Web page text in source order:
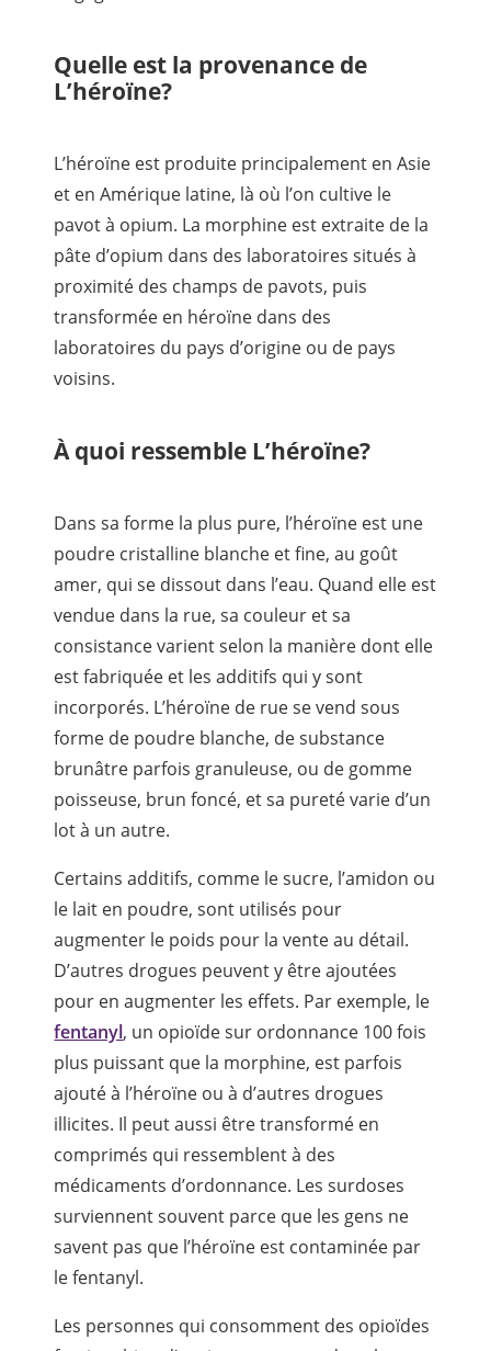
Quelle est la provenance de
L’héroïne?
L’héroïne est produite principalement en Asie
et en Amérique latine, là où l’on cultive le
pavot à opium. La morphine est extraite de la
pâte d’opium dans des laboratoires situés à
proximité des champs de pavots, puis
transformée en héroïne dans des
laboratoires du pays d’origine ou de pays
voisins.
À quoi ressemble L’héroïne?
Dans sa forme la plus pure, l’héroïne est une
poudre cristalline blanche et fine, au goût
amer, qui se dissout dans l’eau. Quand elle est
vendue dans la rue, sa couleur et sa
consistance varient selon la manière dont elle
est fabriquée et les additifs qui y sont
incorporés. L’héroïne de rue se vend sous
forme de poudre blanche, de substance
brunâtre parfois granuleuse, ou de gomme
poisseuse, brun foncé, et sa pureté varie d’un
lot à un autre.
Certains additifs, comme le sucre, l’amidon ou
le lait en poudre, sont utilisés pour
augmenter le poids pour la vente au détail.
D’autres drogues peuvent y être ajoutées
pour en augmenter les effets. Par exemple, le
fentanyl, un opioïde sur ordonnance 100 fois
plus puissant que la morphine, est parfois
ajouté à l’héroïne ou à d’autres drogues
illicites. Il peut aussi être transformé en
comprimés qui ressemblent à des
médicaments d’ordonnance. Les surdoses
surviennent souvent parce que les gens ne
savent pas que l’héroïne est contaminée par
le fentanyl.
Les personnes qui consomment des opioïdes